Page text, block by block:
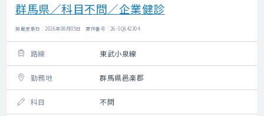
群馬県／科目不問／企業健診
掲載更新日 : 2026年08月05日 案件番号 : 26-SQ642304
路線 東武小泉線
勤務地 群馬県邑楽郡
科目 不問